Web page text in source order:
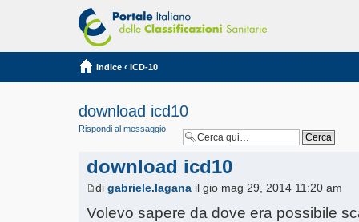
Indice ‹ ICD-10
download icd10
Rispondi al messaggio
download icd10
di gabriele.lagana il gio mag 29, 2014 11:20 am
Volevo sapere da dove era possibile